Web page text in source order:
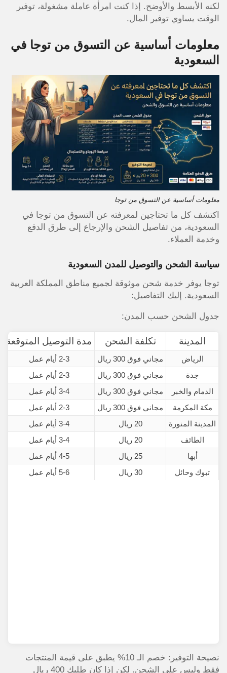
لكنه الأبسط والأوضح. إذا كنت امرأة عاملة مشغولة، توفير
الوقت يساوي توفير المال.
معلومات أساسية عن التسوق من توجا في
السعودية
معلومات أساسية عن التسوق من توجا
اكتشف كل ما تحتاجين لمعرفته عن التسوق من توجا في
السعودية، من تفاصيل الشحن والإرجاع إلى طرق الدفع
وخدمة العملاء.
سياسة الشحن والتوصيل للمدن السعودية
توجا يوفر خدمة شحن موثوقة لجميع مناطق المملكة العربية
السعودية. إليك التفاصيل:
جدول الشحن حسب المدن:
المدينة تكلفة الشحن مدة التوصيل المتوقعة
الرياض مجاني فوق 300 ريال 2-3 أيام عمل
جدة
مجاني فوق 300 ريال
2-3 أيام عمل
الدمام والخبر
مجاني فوق 300 ريال
3-4 أيام عمل
مكة المكرمة
مجاني فوق 300 ريال
2-3 أيام عمل
المدينة المنورة
20 ريال
3-4 أيام عمل
الطائف
20 ريال
3-4 أيام عمل
أبها
25 ريال
4-5 أيام عمل
تبوك وحائل
30 ريال 5-6 أيام عمل
نصيحة التوفير: خصم الـ 10% يطبق على قيمة المنتجات
فقط وليس على الشحن. لكن إذا كان طلبك 400 ريال